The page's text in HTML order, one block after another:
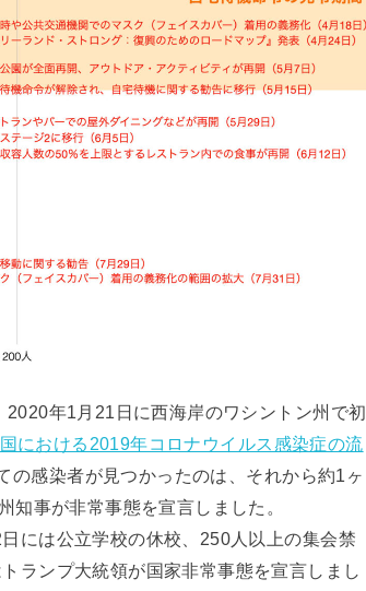
年1月21日に西海岸のワシントン州で初
における2019年コロナウイルス感染症の流
の感染者が見つかったのは、それから約1ヶ
知事が非常事態を宣言しました。
には公立学校の休校、250人以上の集会禁
ランプ大統領が国家非常事態を宣言しまし